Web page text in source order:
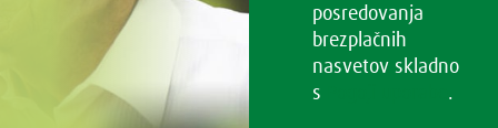
posredovanja
brezplačnih
nasvetov skladno
s
.